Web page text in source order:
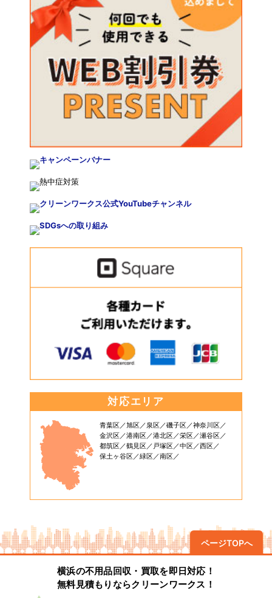
対応エリア
青葉区 旭区 泉区 磯子区
神奈川区
金沢区
港南区 港北区 栄区
瀬谷区
都筑区
鶴見区 戸塚区 中区
西区
保土ヶ谷区
緑区 南区
ページTOPへ
横浜の不用品回収・買取を即日対応！
無料見積もりならクリーンワークス！